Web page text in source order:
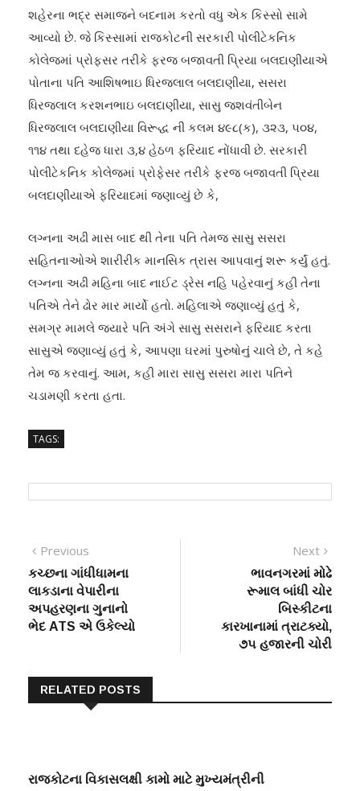
શહેરના ભદ્ર સમાજને બદનામ કરતો વધુ એક કિસ્સો સામે
આવ્યો છે. જે કિસ્સામાં રાજકોટની સરકારી પોલીટેકનિક
કોલેજમાં પ્રોફસર તરીકે ફરજ બજાવતી પ્રિયા બલદાણીયાએ
પોતાના પતિ આશિષભાઇ ધિરજલાલ બલદાણીયા, સસરા
ધિરજલાલ કરશનભાઇ બલદાણીયા, સાસુ જશવંતીબેન
ધિરજલાલ બલદાણીયા વિરૂદ્ધ ની કલમ ૪૯૮(ક), ૩૨૩, ૫૦૪,
૧૧૪ તથા દહેજ ધારા ૩,૪ હેઠળ ફરિયાદ નોંધાવી છે. સરકારી
પોલીટેકનિક કોલેજમાં પ્રોફેસર તરીકે ફરજ બજાવતી પ્રિયા
બલદાણીયાએ ફરિયાદમાં જણાવ્યું છે કે,
લગ્નના અઢી માસ બાદ થી તેના પતિ તેમજ સાસુ સસરા
સહિતનાઓએ શારીરીક માનસિક ત્રાસ આપવાનું શરૂ કર્યું હતું.
લગ્નના અઢી મહિના બાદ નાઈટ ડ્રેસ નહિ પહેરવાનું કહી તેના
પતિએ તેને ઢોર માર માર્યો હતો. મહિલાએ જણાવ્યું હતું કે,
સમગ્ર મામલે જ્યારે પતિ અંગે સાસુ સસરાને ફરિયાદ કરતા
સાસુએ જણાવ્યું હતું કે, આપણા ઘરમાં પુરુષોનું ચાલે છે, તે કહે
તેમ જ કરવાનું. આમ, કહી મારા સાસુ સસરા મારા પતિને
ચડામણી કરતા હતા.
TAGS:
Post
navigation
Previous
post:
કચ્છના ગાંધીધામના
લાકડાના વેપારીના
અપહરણના ગુનાનો
ભેદ ATS એ ઉકેલ્યો
Next
post:
ભાવનગરમાં મોઢે
રૂમાલ બાંધી ચોર
બિસ્કીટના
કારખાનામાં ત્રાટક્યો,
૭૫ હજારની ચોરી
RELATED POSTS
રાજકોટના વિકાસલક્ષી કામો માટે મુખ્યમંત્રીની